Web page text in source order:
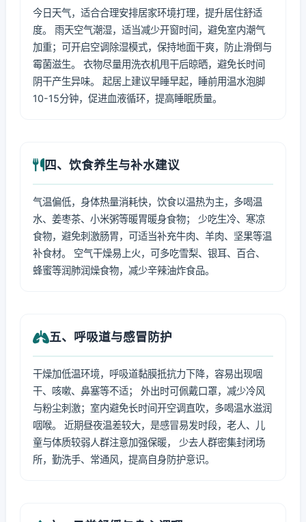
今日天气，适合合理安排居家环境打理，提升居住舒适
度。 雨天空气潮湿，适当减少开窗时间，避免室内潮气
加重；可开启空调除湿模式，保持地面干爽，防止滑倒与
霉菌滋生。 衣物尽量用洗衣机甩干后晾晒，避免长时间
阴干产生异味。 起居上建议早睡早起，睡前用温水泡脚
10-15分钟，促进血液循环，提高睡眠质量。
四、饮食养生与补水建议
气温偏低，身体热量消耗快，饮食以温热为主，多喝温
水、姜枣茶、小米粥等暖胃暖身食物； 少吃生冷、寒凉
食物，避免刺激肠胃，可适当补充牛肉、羊肉、坚果等温
补食材。 空气干燥易上火，可多吃雪梨、银耳、百合、
蜂蜜等润肺润燥食物，减少辛辣油炸食品。
五、呼吸道与感冒防护
干燥加低温环境，呼吸道黏膜抵抗力下降，容易出现咽
干、咳嗽、鼻塞等不适； 外出时可佩戴口罩，减少冷风
与粉尘刺激；室内避免长时间开空调直吹，多喝温水滋润
咽喉。 近期昼夜温差较大，是感冒易发时段，老人、儿
童与体质较弱人群注意加强保暖， 少去人群密集封闭场
所，勤洗手、常通风，提高自身防护意识。